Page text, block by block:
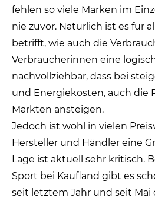
fehlen so viele Marken im
nie zuvor. Natürlich ist es für
betrifft, wie auch die
Verbraucherinnen eine
nachvollziehbar, dass bei
und Energiekosten, auch die
Märkten ansteigen.
Jedoch ist wohl in vielen
Hersteller und Händler eine
Lage ist aktuell sehr kritisch.
Sport bei Kaufland gibt es
seit letztem Jahr und seit Mai